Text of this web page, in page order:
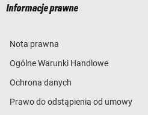
Informacje prawne
Nota prawna
Ogólne Warunki Handlowe
Ochrona danych
Prawo do odstąpienia od umowy